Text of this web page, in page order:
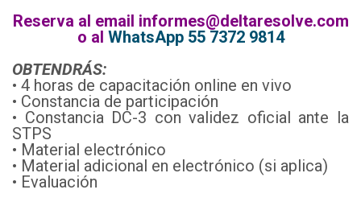
Reserva al email informes@deltaresolve.com
o al WhatsApp 55 7372 9814
OBTENDRÁS:
• 4 horas de capacitación online en vivo
• Constancia de participación
• Constancia DC-3 con validez oficial ante la
STPS
• Material electrónico
• Material adicional en electrónico (si aplica)
• Evaluación